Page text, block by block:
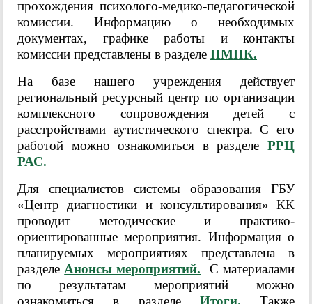
прохождения психолого-медико-педагогической
комиссии. Информацию о необходимых
документах, графике работы и контакты
комиссии представлены в разделе ПМПК.
На базе нашего учреждения действует
региональный ресурсный центр по организации
комплексного сопровождения детей с
расстройствами аутистического спектра. С его
работой можно ознакомиться в разделе РРЦ
РАС.
Для специалистов системы образования ГБУ
«Центр диагностики и консультирования» КК
проводит методические и практико-
ориентированные мероприятия. Информация о
планируемых мероприятиях представлена в
разделе Анонсы мероприятий. С материалами
по результатам мероприятий можно
ознакомиться в разделе Итоги. Также